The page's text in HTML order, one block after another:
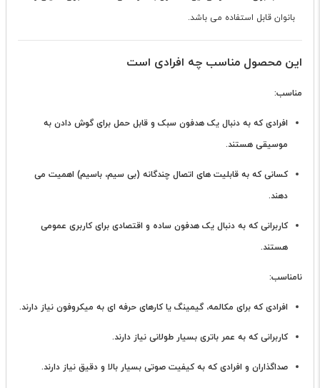
بانوان قابل استفاده می باشد.
این محصول مناسب چه افرادی است
مناسب:
افرادی که به دنبال یک هدفون سبک و قابل حمل برای گوش دادن به
موسیقی هستند.
کسانی که به قابلیت های اتصال چندگانه (بی سیم، باسیم) اهمیت می
دهند.
کاربرانی که به دنبال یک هدفون ساده و اقتصادی برای کاربری عمومی
هستند.
نامناسب:
افرادی که برای مکالمه، گیمینگ یا کارهای حرفه ای به میکروفون نیاز دارند.
کاربرانی که به عمر باتری بسیار طولانی نیاز دارند.
صداگذاران و افرادی که به کیفیت صوتی بسیار بالا و دقیق نیاز دارند.